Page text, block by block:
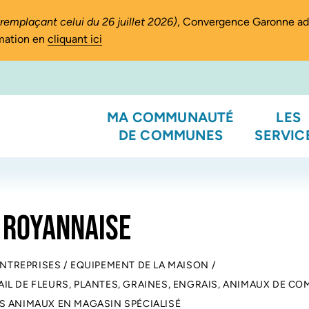
celui du 26 juillet 2026), Convergence Garonne
en cliquant ici
MA COMMUNAUTÉ
DE COMMUNES
LES
/ EQUIPEMENT DE LA MAISON /
DE FLEURS, PLANTES, GRAINES, ENGRAIS, ANIMAUX DE
ANIMAUX EN MAGASIN SPÉCIALISÉ